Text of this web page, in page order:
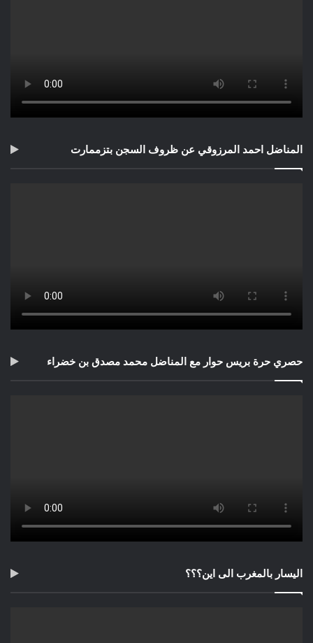
المناضل احمد المرزوقي عن ظروف السجن بتزممارت
حصري حرة بريس حوار مع المناضل محمد مصدق بن خضراء
اليسار بالمغرب الى اين؟؟؟